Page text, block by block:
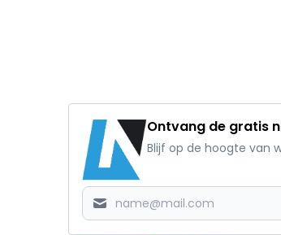
Ontvang de gratis
Blijf op de hoogte van